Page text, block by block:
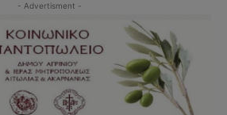
- Advertisment -